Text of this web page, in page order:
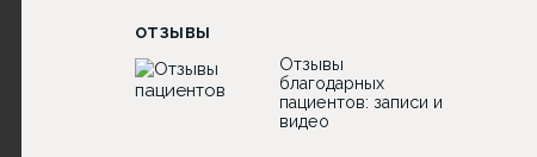
ОТЗЫВЫ
Отзывы
благодарных
пациентов: записи и
видео